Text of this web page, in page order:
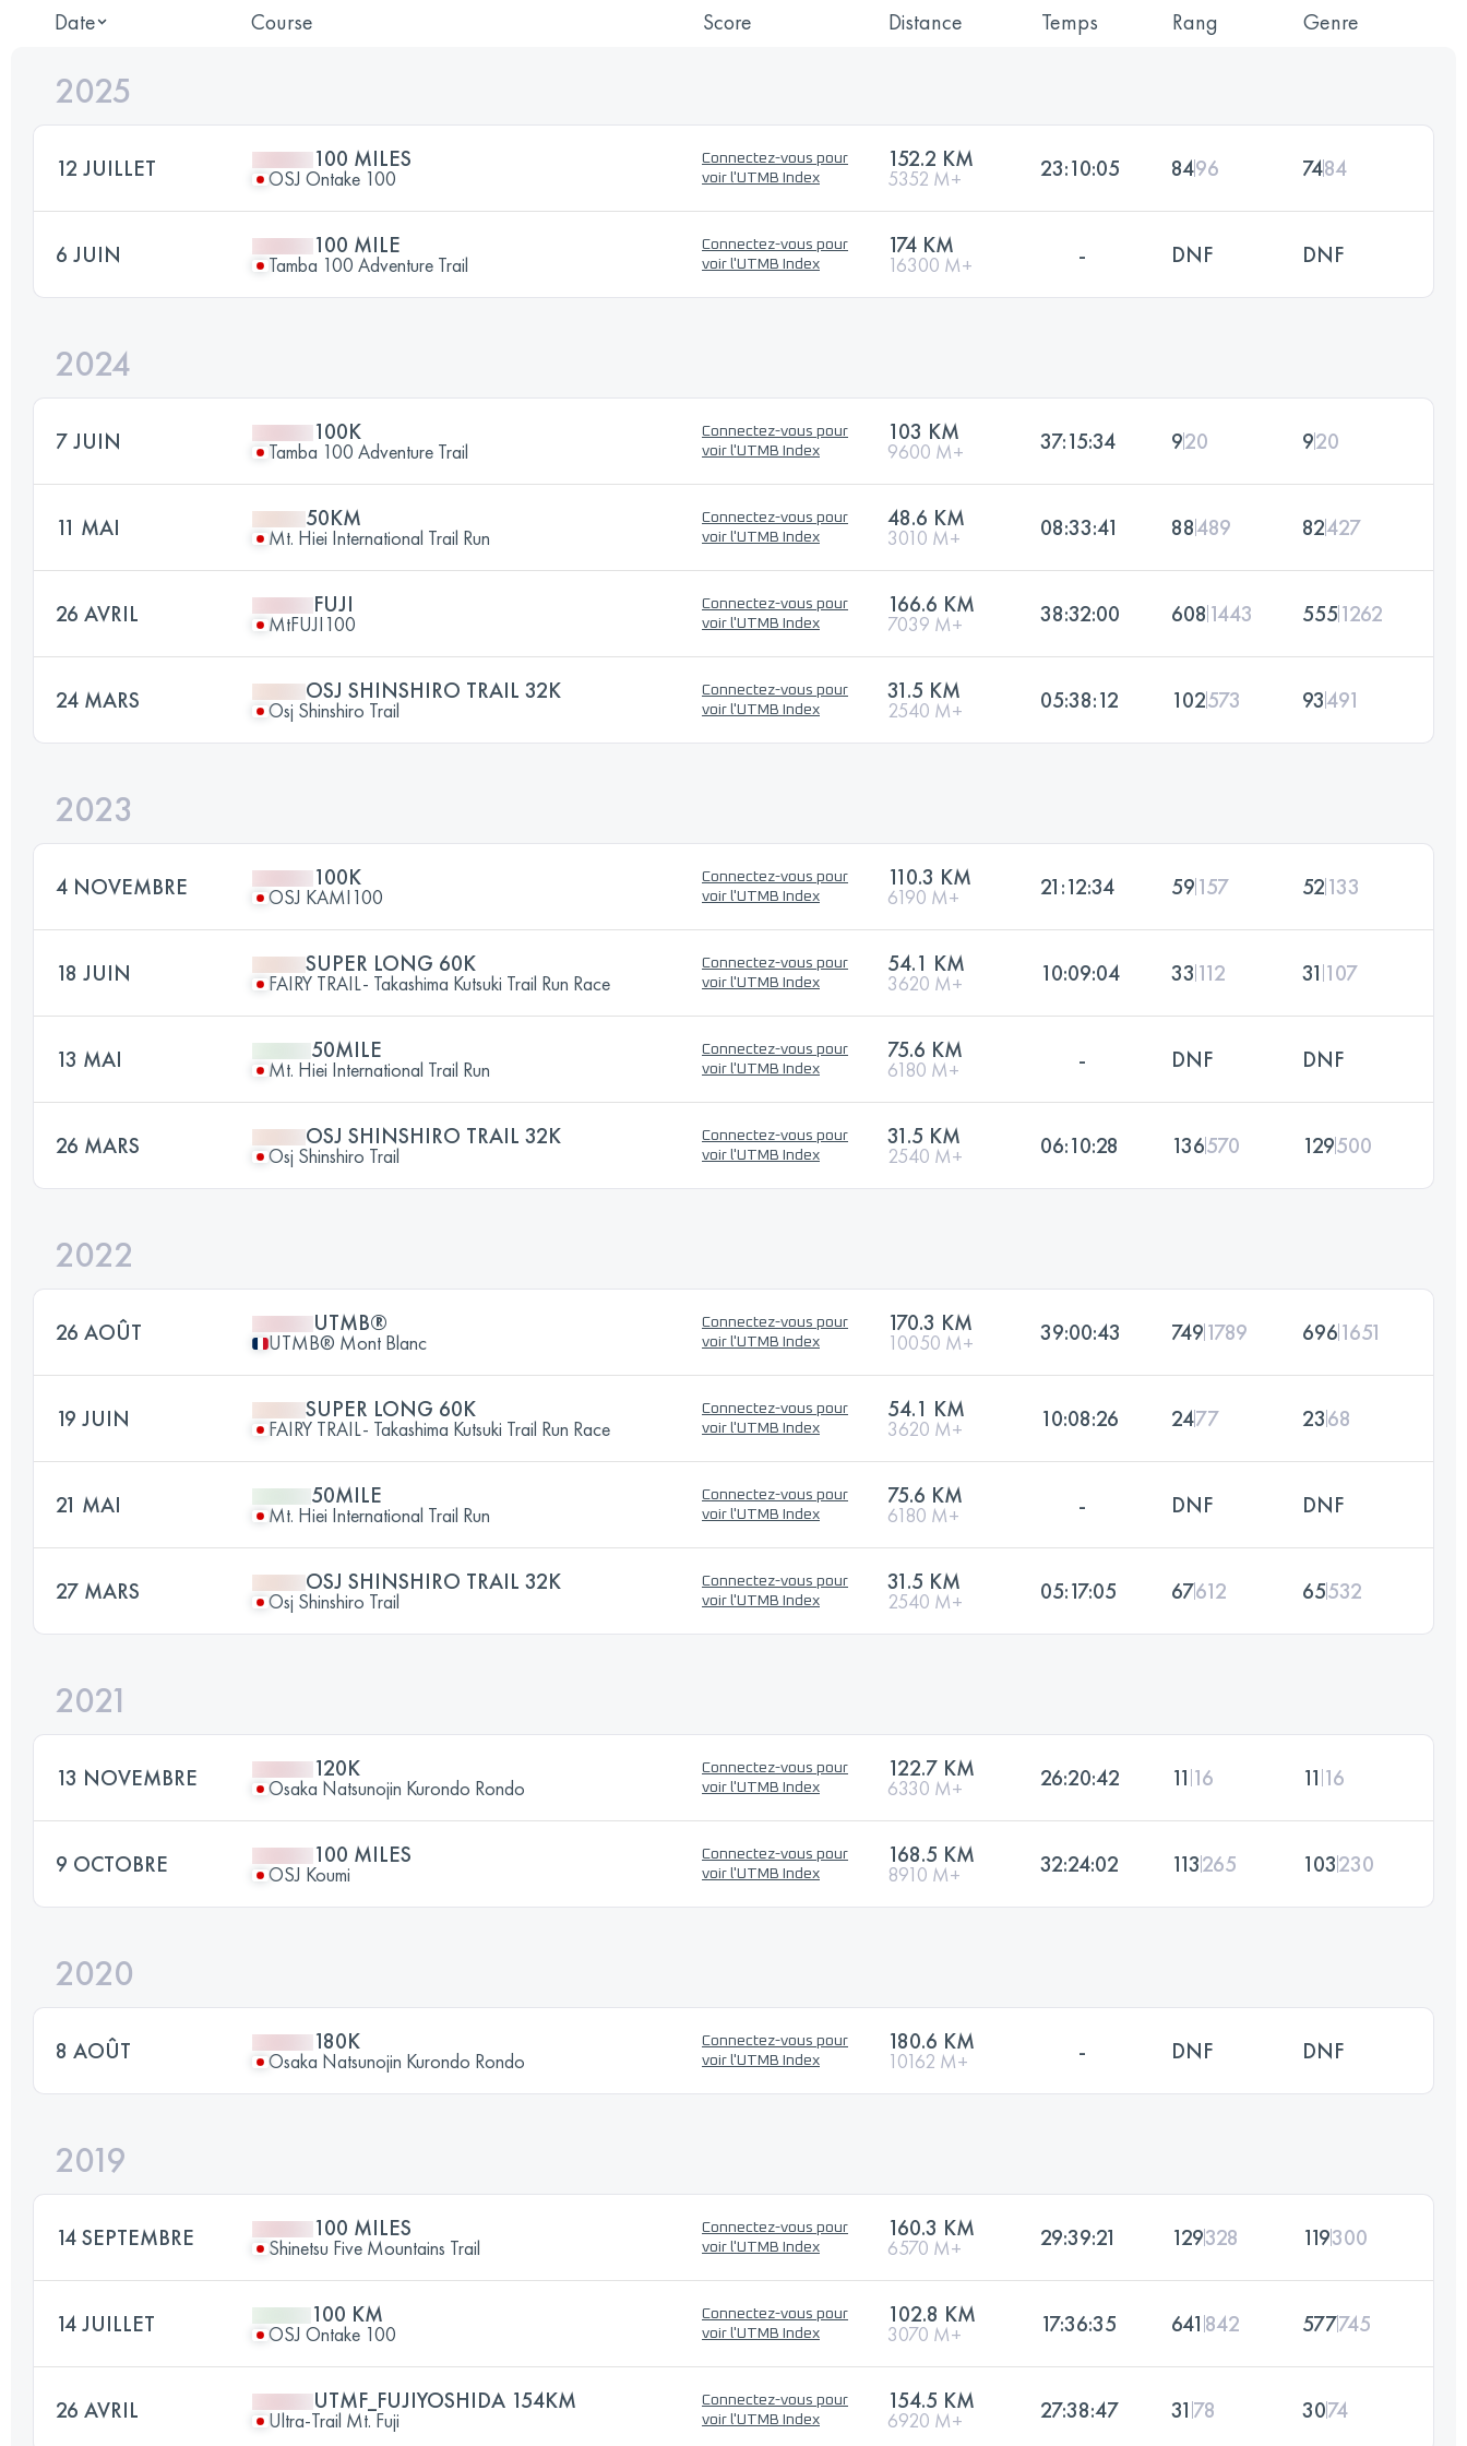
Date Course Score Distance Temps Rang Genre
2025
12 JUILLET 100 MILES
OSJ Ontake 100
Connectez-vous pour
voir l'UTMB Index
152.2 KM
5352 M+ 23:10:05 8496 7484
6 JUIN 100 MILE
Tamba 100 Adventure Trail
Connectez-vous pour
voir l'UTMB Index
174 KM
16300 M+ - DNF DNF
2024
7 JUIN 100K
Tamba 100 Adventure Trail
Connectez-vous pour
voir l'UTMB Index
103 KM
9600 M+ 37:15:34 920 920
11 MAI 50KM
Mt. Hiei International Trail Run
Connectez-vous pour
voir l'UTMB Index
48.6 KM
3010 M+ 08:33:41 88489 82427
26 AVRIL FUJI
MtFUJI100
Connectez-vous pour
voir l'UTMB Index
166.6 KM
7039 M+ 38:32:00 608 1443 5551262
24 MARS OSJ SHINSHIRO TRAIL 32K
Osj Shinshiro Trail
Connectez-vous pour
voir l'UTMB Index
31.5 KM
2540 M+ 05:38:12 102573 93491
2023
4 NOVEMBRE 100K
OSJ KAMI100
Connectez-vous pour
voir l'UTMB Index
110.3 KM
6190 M+ 21:12:34 59157 52133
18 JUIN SUPER LONG 60K
FAIRY TRAIL- Takashima Kutsuki Trail Run Race
Connectez-vous pour
voir l'UTMB Index
54.1 KM
3620 M+ 10:09:04 33 112 31 107
13 MAI 50MILE
Mt. Hiei International Trail Run
Connectez-vous pour
voir l'UTMB Index
75.6 KM
6180 M+ - DNF DNF
26 MARS OSJ SHINSHIRO TRAIL 32K
Osj Shinshiro Trail
Connectez-vous pour
voir l'UTMB Index
31.5 KM
2540 M+ 06:10:28 136570 129500
2022
26 AOÛT UTMB®
UTMB® Mont Blanc
Connectez-vous pour
voir l'UTMB Index
170.3 KM
10050 M+ 39:00:43 7491789 6961651
19 JUIN SUPER LONG 60K
FAIRY TRAIL- Takashima Kutsuki Trail Run Race
Connectez-vous pour
voir l'UTMB Index
54.1 KM
3620 M+ 10:08:26 2477 2368
21 MAI 50MILE
Mt. Hiei International Trail Run
Connectez-vous pour
voir l'UTMB Index
75.6 KM
6180 M+ - DNF DNF
27 MARS OSJ SHINSHIRO TRAIL 32K
Osj Shinshiro Trail
Connectez-vous pour
voir l'UTMB Index
31.5 KM
2540 M+ 05:17:05 67612 65532
2021
13 NOVEMBRE 120K
Osaka Natsunojin Kurondo Rondo
Connectez-vous pour
voir l'UTMB Index
122.7 KM
6330 M+ 26:20:42 11 16 11 16
9 OCTOBRE 100 MILES
OSJ Koumi
Connectez-vous pour
voir l'UTMB Index
168.5 KM
8910 M+ 32:24:02 113265 103230
2020
8 AOÛT 180K
Osaka Natsunojin Kurondo Rondo
Connectez-vous pour
voir l'UTMB Index
180.6 KM
10162 M+ - DNF DNF
2019
14 SEPTEMBRE 100 MILES
Shinetsu Five Mountains Trail
Connectez-vous pour
voir l'UTMB Index
160.3 KM
6570 M+ 29:39:21 129328 119300
14 JUILLET 100 KM
OSJ Ontake 100
Connectez-vous pour
voir l'UTMB Index
102.8 KM
3070 M+ 17:36:35 641 842 577745
26 AVRIL UTMF_FUJIYOSHIDA 154KM
Ultra-Trail Mt. Fuji
Connectez-vous pour
voir l'UTMB Index
154.5 KM
6920 M+ 27:38:47 31 78 3074